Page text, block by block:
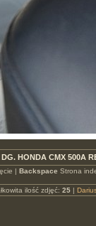
DG. HONDA CMX 500A
| Backspace Strona
ilość zdjęć: 25|